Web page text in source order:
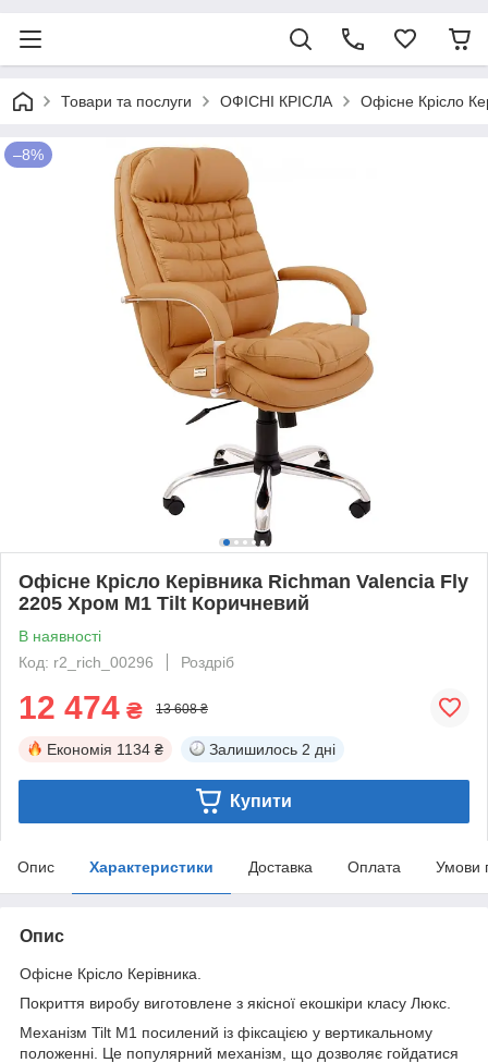
Товари та послуги ОФІСНІ КРІСЛА Офісне Крісло
–8%
Офісне Крісло Керівника Richman Valencia Fly
2205 Хром M1 Tilt Коричневий
В наявності
Код: r2_rich_00296
Роздріб
12 474 ₴ 13 608 ₴
Економія 1134 ₴ Залишилось 2 дні
Купити
Опис Характеристики Доставка Оплата Умови
Опис
Офісне Крісло Керівника.
Покриття виробу виготовлене з якісної екошкіри класу Люкс.
Механізм Tilt М1 посилений із фіксацією у вертикальному
положенні. Це популярний механізм, що дозволяє гойдатися